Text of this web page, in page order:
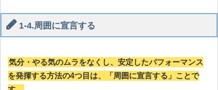
1-4.周囲に宣言する
気分・やる気のムラをなくし、安定したパフォーマンス
を発揮する方法の4つ目は、「周囲に宣言する」ことで